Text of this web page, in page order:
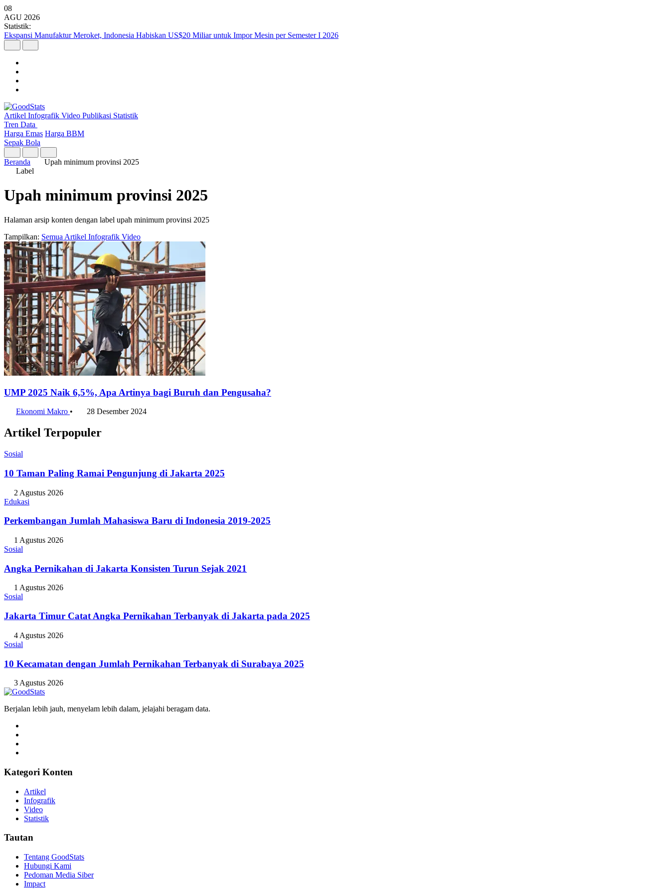
08
AGU 2026
Statistik:
Ekspansi Manufaktur Meroket, Indonesia Habiskan US$20 Miliar untuk Impor Mesin per Semester I 2026
Artikel Infografik Video Publikasi Statistik
Tren Data
Harga Emas Harga BBM
Sepak Bola
Beranda
Upah minimum provinsi 2025
Label
Upah minimum provinsi 2025
Halaman arsip konten dengan label upah minimum provinsi 2025
Tampilkan: Semua Artikel Infografik Video
UMP 2025 Naik 6,5%, Apa Artinya bagi Buruh dan Pengusaha?
Ekonomi Makro • 28 Desember 2024
Artikel Terpopuler
Sosial
10 Taman Paling Ramai Pengunjung di Jakarta 2025
2 Agustus 2026
Edukasi
Perkembangan Jumlah Mahasiswa Baru di Indonesia 2019-2025
1 Agustus 2026
Sosial
Angka Pernikahan di Jakarta Konsisten Turun Sejak 2021
1 Agustus 2026
Sosial
Jakarta Timur Catat Angka Pernikahan Terbanyak di Jakarta pada 2025
4 Agustus 2026
Sosial
10 Kecamatan dengan Jumlah Pernikahan Terbanyak di Surabaya 2025
3 Agustus 2026
Berjalan lebih jauh, menyelam lebih dalam, jelajahi beragam data.
Kategori Konten
Artikel
Infografik
Video
Statistik
Tautan
Tentang GoodStats
Hubungi Kami
Pedoman Media Siber
Impact